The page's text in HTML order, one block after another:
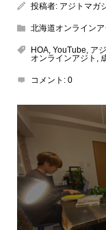
投稿者: アジトマガ
北海道オンラインア
HOA, YouTube, ア
オンラインアジト ,
コメント: 0